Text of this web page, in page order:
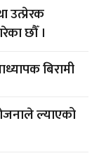
उत्प्रेरक
छौँ ।
बिरामी
ल्याएको